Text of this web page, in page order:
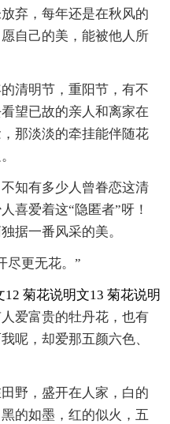
弃，每年还是在秋风的
自己的美，能被他人所
清明节，重阳节，有不
望已故的亲人和离家在
那淡淡的牵挂能伴随花
知有多少人曾眷恋这清
喜爱着这“隐匿者”呀！
据一番风采的美。
尽更无花。”
爱富贵的牡丹花，也有
呢，却爱那五颜六色、
野，盛开在人家，白的
的如墨，红的似火，五
12 菊花说明文13 菊花说明